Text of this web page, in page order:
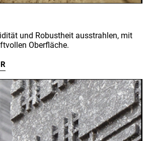
und Robustheit ausstrahlen, mit
Oberfläche.